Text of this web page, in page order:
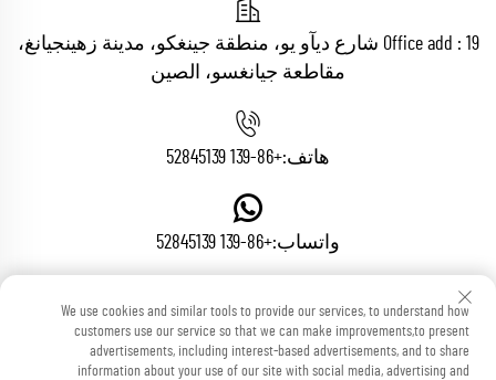
Office add : 19 شارع ديآو يو، منطقة جينغكو، مدينة زهينجيانغ،
مقاطعة جيانغسو، الصين
هاتف:+86-139 52845139
واتساب:+86-139 52845139
البريد الإلكتروني:[email protected]
We use cookies and similar tools to provide our services, to understand how
customers use our service so that we can make improvements,to present
advertisements, including interest-based advertisements, and to share
information about your use of our site with social media, advertising and